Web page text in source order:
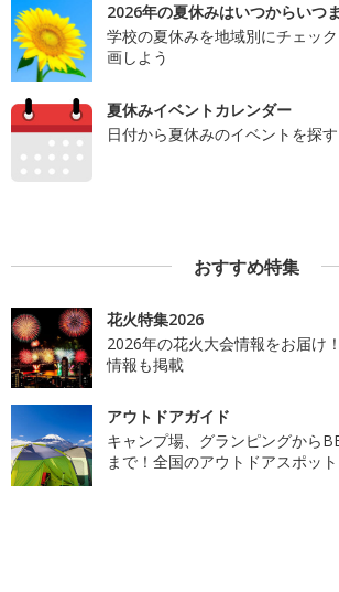
2026年の夏休みはいつからいつ
学校の夏休みを地域別にチェッ
画しよう
夏休みイベントカレンダー
日付から夏休みのイベントを探す
おすすめ特集
花火特集2026
2026年の花火大会情報をお届け
情報も掲載
アウトドアガイド
キャンプ場、グランピングから
まで！全国のアウトドアスポッ